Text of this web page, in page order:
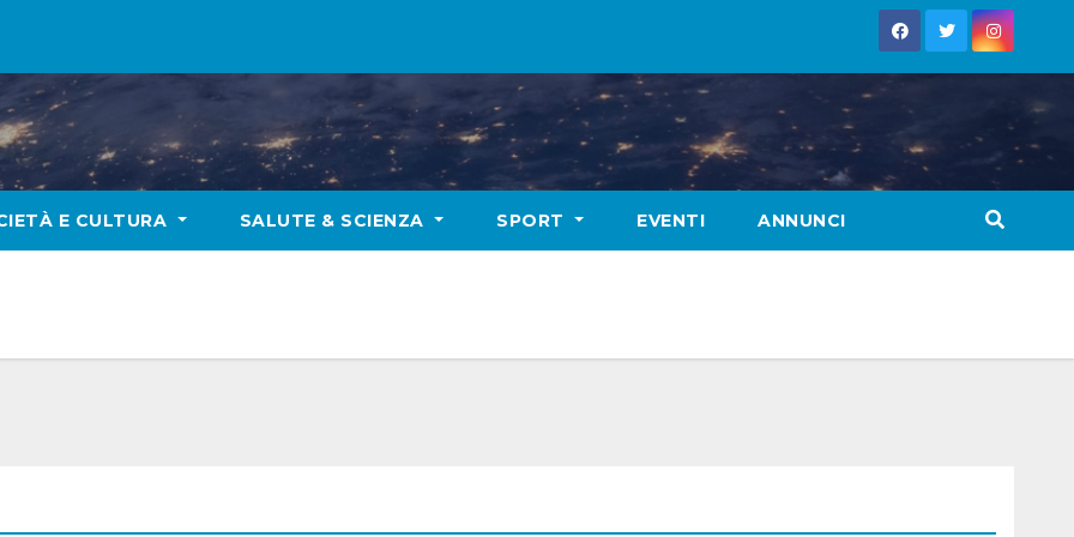
E CULTURA SALUTE & SCIENZA SPORT EVENTI ANNUNCI